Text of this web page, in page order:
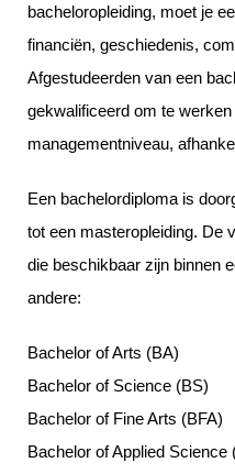
bacheloropleiding, moet je
financiën, geschiedenis,
Afgestudeerden van een
gekwalificeerd om te
managementniveau,
Een bachelordiploma is
tot een masteropleiding. De
die beschikbaar zijn binnen
andere:
Bachelor of Arts (BA)
Bachelor of Science (BS)
Bachelor of Fine Arts (BFA)
Bachelor of Applied Science